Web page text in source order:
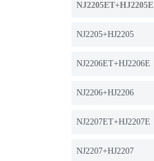
NJ2205ET+HJ2205E
NJ2205+HJ2205
NJ2206ET+HJ2206E
NJ2206+HJ2206
NJ2207ET+HJ2207E
NJ2207+HJ2207